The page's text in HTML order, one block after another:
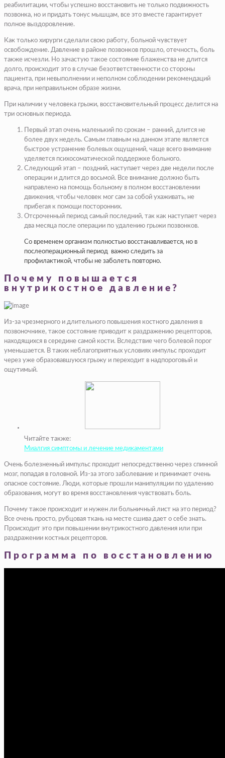
реабилитации, чтобы успешно восстановить не только подвижность
позвонка, но и придать тонус мышцам, все это вместе гарантирует
полное выздоровление.
Как только хирурги сделали свою работу, больной чувствует
освобождение. Давление в районе позвонков прошло, отечность, боль
также исчезли. Но зачастую такое состояние блаженства не длится
долго, происходит это в случае безответственности со стороны
пациента, при невыполнении и неполном соблюдении рекомендаций
врача, при неправильном образе жизни.
При наличии у человека грыжи, восстановительный процесс делится на
три основных периода.
Первый этап очень маленький по срокам – ранний, длится не
более двух недель. Самым главным на данном этапе является
быстрое устранение болевых ощущений, чаще всего внимание
уделяется психосоматической поддержке больного.
Следующий этап – поздний, наступает через две недели после
операции и длится до восьмой. Все внимание должно быть
направлено на помощь больному в полном восстановлении
движения, чтобы человек мог сам за собой ухаживать, не
прибегая к помощи посторонних.
Отсроченный период самый последний, так как наступает через
два месяца после операции по удалению грыжи позвонков.
Со временем организм полностью восстанавливается, но в
послеоперационный период важно следить за
профилактикой, чтобы не заболеть повторно.
Почему повышается
внутрикостное давление?
Из-за чрезмерного и длительного повышения костного давления в
позвоночнике, такое состояние приводит к раздражению рецепторов,
находящихся в середине самой кости. Вследствие чего болевой порог
уменьшается. В таких неблагоприятных условиях импульс проходит
через уже образовавшуюся грыжу и переходит в надпороговый и
ощутимый.
Читайте также:
Миалгия симптомы и лечение медикаментами
Очень болезненный импульс проходит непосредственно через спинной
мозг, попадая в головной. Из-за этого заболевание и принимает очень
опасное состояние. Люди, которые прошли манипуляции по удалению
образования, могут во время восстановления чувствовать боль.
Почему такое происходит и нужен ли больничный лист на это период?
Все очень просто, рубцовая ткань на месте сшива дает о себе знать.
Происходит это при повышении внутрикостного давления или при
раздражении костных рецепторов.
Программа по восстановлению